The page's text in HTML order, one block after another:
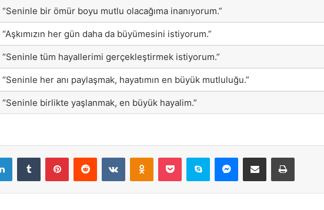
“Seninle bir ömür boyu mutlu olacağıma inanıyorum.”
“Aşkımızın her gün daha da büyümesini istiyorum.”
“Seninle tüm hayallerimi gerçekleştirmek istiyorum.”
“Seninle her anı paylaşmak, hayatımın en büyük mutluluğu.”
“Seninle birlikte yaşlanmak, en büyük hayalim.”
LinkedInTumblr PinterestReddit VKontakteOdnoklassniki
Pocket Skype Messenger
E-Posta ile paylaş Yazdır